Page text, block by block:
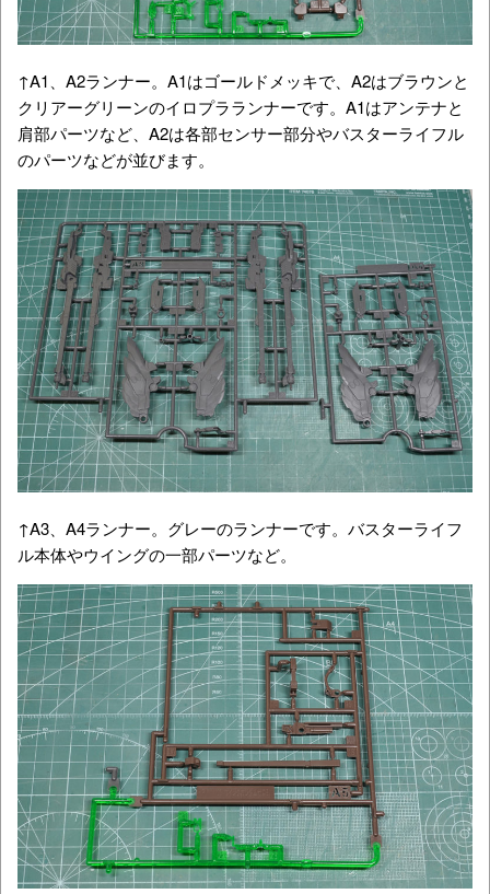
↑A1、A2ランナー。A1はゴールドメッキで、A2はブラウンと
クリアーグリーンのイロプラランナーです。A1はアンテナと
肩部パーツなど、A2は各部センサー部分やバスターライフル
のパーツなどが並びます。
↑A3、A4ランナー。グレーのランナーです。バスターライフ
ル本体やウイングの一部パーツなど。